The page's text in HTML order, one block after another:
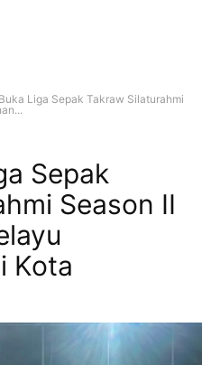
Liga Sepak Takraw Silaturahmi
Sepak
Season II
Kota